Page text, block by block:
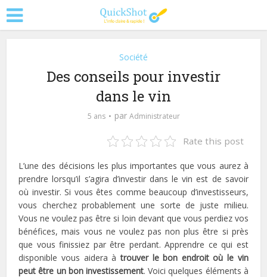
Société
Des conseils pour investir
dans le vin
5 ans par Administrateur
Rate this post
L’une des décisions les plus importantes que vous aurez à
prendre lorsqu’il s’agira d’investir dans le vin est de savoir
où investir. Si vous êtes comme beaucoup d’investisseurs,
vous cherchez probablement une sorte de juste milieu.
Vous ne voulez pas être si loin devant que vous perdiez vos
bénéfices, mais vous ne voulez pas non plus être si près
que vous finissiez par être perdant. Apprendre ce qui est
disponible vous aidera à trouver le bon endroit où le vin
peut être un bon investissement. Voici quelques éléments à